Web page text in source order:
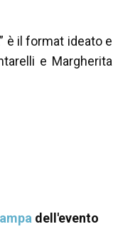
è il format ideato e
e Margherita
dell'evento